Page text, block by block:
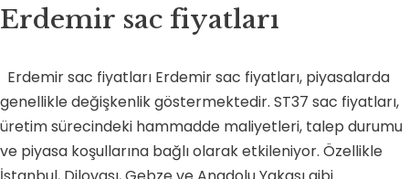
Erdemir sac fiyatları
Erdemir sac fiyatları Erdemir sac fiyatları, piyasalarda
genellikle değişkenlik göstermektedir. ST37 sac fiyatları,
üretim sürecindeki hammadde maliyetleri, talep durumu
ve piyasa koşullarına bağlı olarak etkileniyor. Özellikle